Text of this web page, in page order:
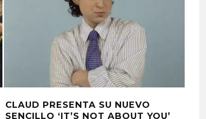
CLAUD PRESENTA SU NUEVO
SENCILLO ‘IT’S NOT ABOUT YOU’